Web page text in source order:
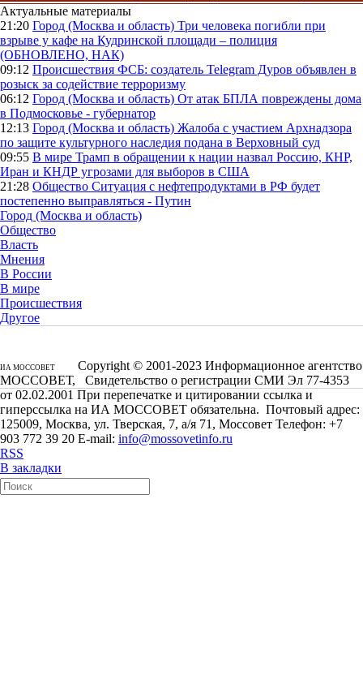
Актуальные материалы
21:20 Город (Москва и область) Три человека погибли при
взрыве у кафе на Кудринской площади – полиция
(ОБНОВЛЕНО, НАК)
09:12 Происшествия ФСБ: создатель Telegram Дуров объявлен в
розыск за содействие терроризму
06:12 Город (Москва и область) От атак БПЛА повреждены дома
в Подмосковье - губернатор
12:13 Город (Москва и область) Жалоба с участием Архнадзора
по защите культурного наследия подана в Верховный суд
09:55 В мире Трамп в обращении к нации назвал Россию, КНР,
Иран и КНДР угрозами для выборов в США
21:28 Общество Ситуация с нефтепродуктами в РФ будет
постепенно выправляться - Путин
Город (Москва и область)
Общество
Власть
Мнения
В России
В мире
Происшествия
Другое
ИА МОССОВЕТ
Copyright © 2001-2023 Информационное агентство
МОССОВЕТ, Свидетельство о регистрации СМИ Эл 77-4353
от 02.02.2001 При перепечатке и цитировании ссылка и
гиперссылка на ИА МОССОВЕТ обязательна. Почтовый адрес:
125009, Москва, ул. Тверская, 7, а/я 71, Моссовет Телефон: +7
903 772 39 20 E-mail: info@mossovetinfo.ru
RSS
В закладки